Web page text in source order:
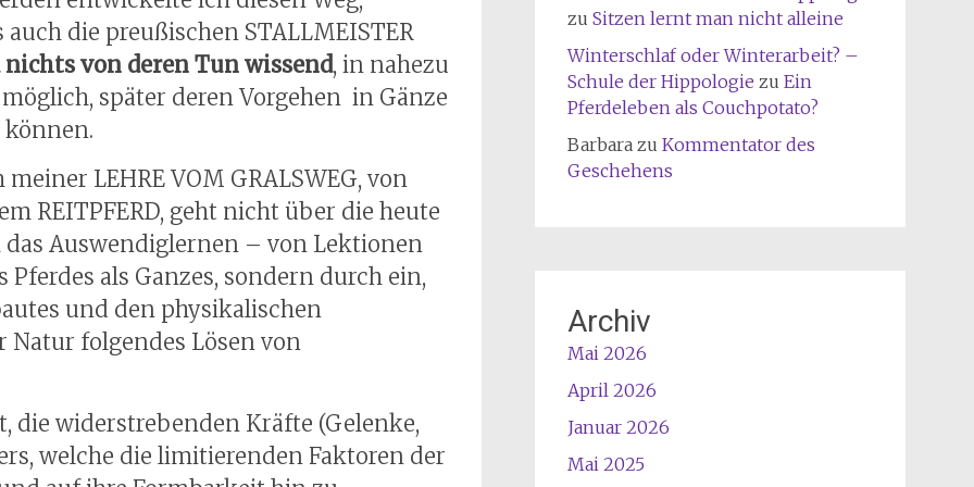
die preußischen STALLMEISTER
von deren Tun wissend, in nahezu
später deren Vorgehen in Gänze
LEHRE VOM GRALSWEG, von
REITPFERD, geht nicht über die heute
Auswendiglernen – von Lektionen
als Ganzes, sondern durch ein,
und den physikalischen
folgendes Lösen von
widerstrebenden Kräfte (Gelenke,
welche die limitierenden Faktoren der
zu Sitzen lernt man nicht alleine
Winterschlaf oder Winterarbeit? –
Schule der Hippologie zu Ein
Pferdeleben als Couchpotato?
Barbarazu Kommentator des
Geschehens
Archiv
Mai 2026
April 2026
Januar 2026
Mai 2025